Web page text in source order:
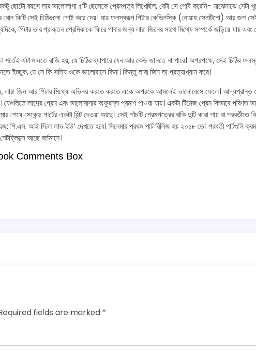
ছোটো বয়সে তার ভালোলাগা ৫টি ছেলেকে প্রেমপত্র লিখেছিল, যেটা সে পোষ্ট করেনি- মাঝেমাঝে সেটা
কিটি সেই চিঠিগুলো পোষ্ট করে দেয়। যার ফলস্বরূপ পিটার কেভিনস্কি (নোয়াহ সেনটিনো) আর জশ সেই
পিটার তার প্রাক্তন প্রেমিকাকে ফিরে পাবার জন্য লারা জিনের সাথে মিথ্যে সম্পর্কে জড়িয়ে যায়
শর্তেই এটা মানতে রাজি হয়, যে চিঠির ব্যাপারে যেন আর কেউ জানতে না পারে। অপরপক্ষে, সেই চিঠির
ইচ্ছুক, যে সে কি সত্যি ওকে ভালোবাসে কিনা। কিন্তু লারা জিন তা প্রত্যাখ্যান করে।
লারা জিন আর পিটার মিথ্যে অভিনয় করতে করতে একে অপরকে আসলেই ভালোবেসে ফেলে‌। আদ্যপ্রান্ত
যেগুলিতে তাদের প্রেম এবং ভালোবাসার অফুরন্ত প্রমাণ পাওয়া যায়। একটা টিনেজ প্রেম কিভাবে পরিণত
শেষে সেকেন্ড পার্টের একটা হিন্ট দেওয়া আছে। সেই পাঁচটি প্রেমপত্রের বাকি দুটি কারা পায় বা
পি.এস. আই স্টিল লাভ ইউ’ দেখতে হবে। সিনেমার প্রথম পার্ট রিলিজ হয় ২০১৮ তে। পরবর্তী পার্টগুলি
আছে বর্তমানে।
Comments Box
fields are marked *